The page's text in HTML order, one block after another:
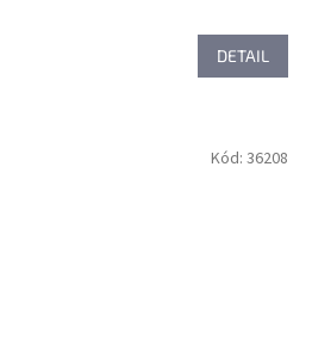
DETAIL
Kód: 36208